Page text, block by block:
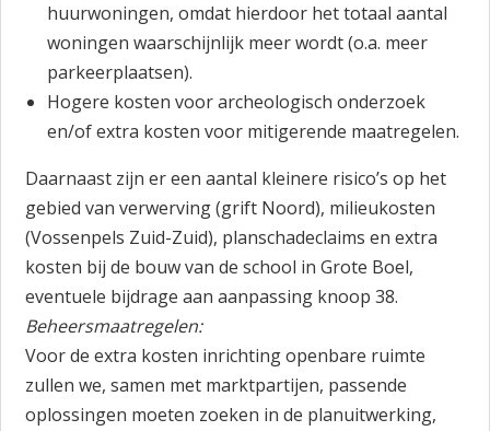
huurwoningen, omdat hierdoor het totaal aantal
woningen waarschijnlijk meer wordt (o.a. meer
parkeerplaatsen).
Hogere kosten voor archeologisch onderzoek
en/of extra kosten voor mitigerende maatregelen.
Daarnaast zijn er een aantal kleinere risico’s op het
gebied van verwerving (grift Noord), milieukosten
(Vossenpels Zuid-Zuid), planschadeclaims en extra
kosten bij de bouw van de school in Grote Boel,
eventuele bijdrage aan aanpassing knoop 38.
Beheersmaatregelen:
Voor de extra kosten inrichting openbare ruimte
zullen we, samen met marktpartijen, passende
oplossingen moeten zoeken in de planuitwerking,